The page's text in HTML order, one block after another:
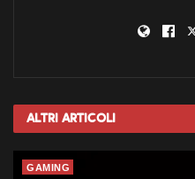
Altri Articoli
GAMING